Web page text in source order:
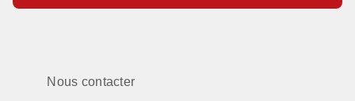
Nous contacter